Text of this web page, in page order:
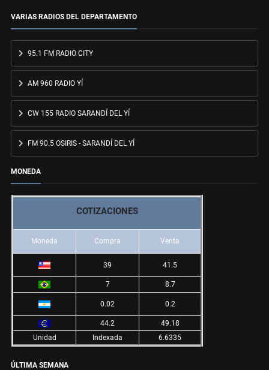
VARIAS RADIOS DEL DEPARTAMENTO
95.1 FM RADIO CITY
AM 960 RADIO YÍ
CW 155 RADIO SARANDÍ DEL YÍ
FM 90.5 OSIRIS - SARANDÍ DEL YÍ
MONEDA
COTIZACIONES
Moneda Compra Venta
39 41.5
7 8.7
0.02 0.2
44.2
49.18
Unidad
Indexada 6.6335
ÚLTIMA SEMANA